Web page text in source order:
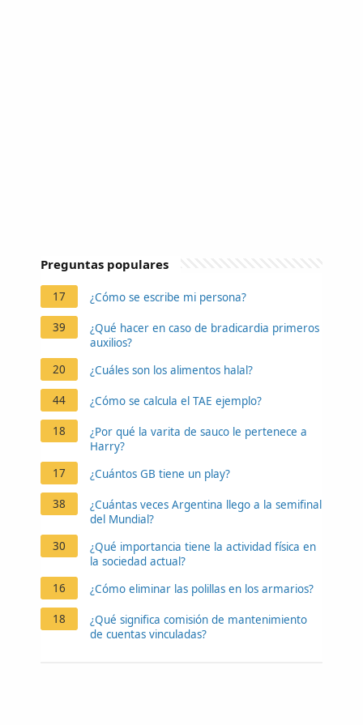
Preguntas populares
17 ¿Cómo se escribe mi persona?
39
¿Qué hacer en caso de bradicardia primeros
auxilios?
20
¿Cuáles son los alimentos halal?
44 ¿Cómo se calcula el TAE ejemplo?
18
¿Por qué la varita de sauco le pertenece a
Harry?
17
¿Cuántos GB tiene un play?
38
¿Cuántas veces Argentina llego a la semifinal
del Mundial?
30
¿Qué importancia tiene la actividad física en
la sociedad actual?
16
¿Cómo eliminar las polillas en los armarios?
18
¿Qué significa comisión de mantenimiento
de cuentas vinculadas?